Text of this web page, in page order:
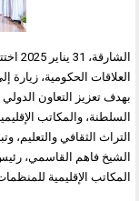
بهدف تعزيز التعاون الدولي
السلطنة، والمكاتب
التراث الثقافي
الشيخ فاهم القاسمي،
المكاتب الإقليمية